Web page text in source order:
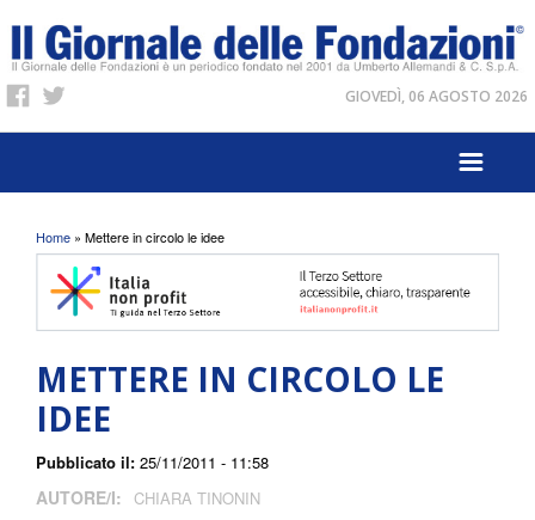
GIOVEDÌ, 06 AGOSTO 2026
Tu sei qui
Home » Mettere in circolo le idee
METTERE IN CIRCOLO LE
IDEE
Pubblicato il: 25/11/2011 - 11:58
AUTORE/I: CHIARA TINONIN